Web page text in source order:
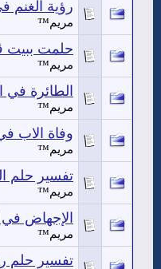
رؤية الغنم
مريم™
حلمت ببيت
مريم™
الطائرة في
مريم™
وفاة الاب
مريم™
تفسير حلم
مريم™
الإجهاض في
مريم™
تفسير حلم